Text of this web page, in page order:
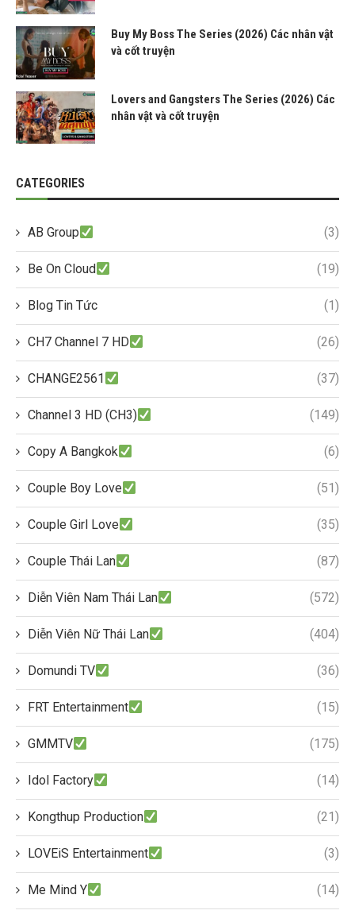
Buy My Boss The Series (2026) Các nhân vật
và cốt truyện
Lovers and Gangsters The Series (2026) Các
nhân vật và cốt truyện
CATEGORIES
AB Group (3)
Be On Cloud (19)
Blog Tin Tức (1)
CH7 Channel 7 HD (26)
CHANGE2561 (37)
Channel 3 HD (CH3) (149)
Copy A Bangkok (6)
Couple Boy Love (51)
Couple Girl Love (35)
Couple Thái Lan (87)
Diễn Viên Nam Thái Lan (572)
Diễn Viên Nữ Thái Lan (404)
Domundi TV (36)
FRT Entertainment (15)
GMMTV (175)
Idol Factory (14)
Kongthup Production (21)
LOVEiS Entertainment (3)
Me Mind Y (14)